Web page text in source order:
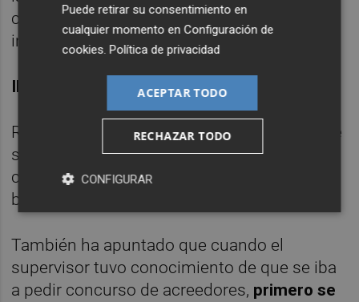
con seguridad jurídica "para que los
inversores no se vean perjudicados".
INTERVENCIÓN
Rodríguez no ha querido pronunciarse sobre
si la intervención de Banco Madrid fue
correcta y ha alegado que "con las cartas
bajadas es muy fácil tener opiniones".
También ha apuntado que cuando el
supervisor tuvo conocimiento de que se iba
a pedir concurso de acreedores, primero se
Puede retirar su consentimiento en
cualquier momento enConfiguración de
cookies .Política de privacidad
ACEPTAR TODO
RECHAZAR TODO
CONFIGURAR